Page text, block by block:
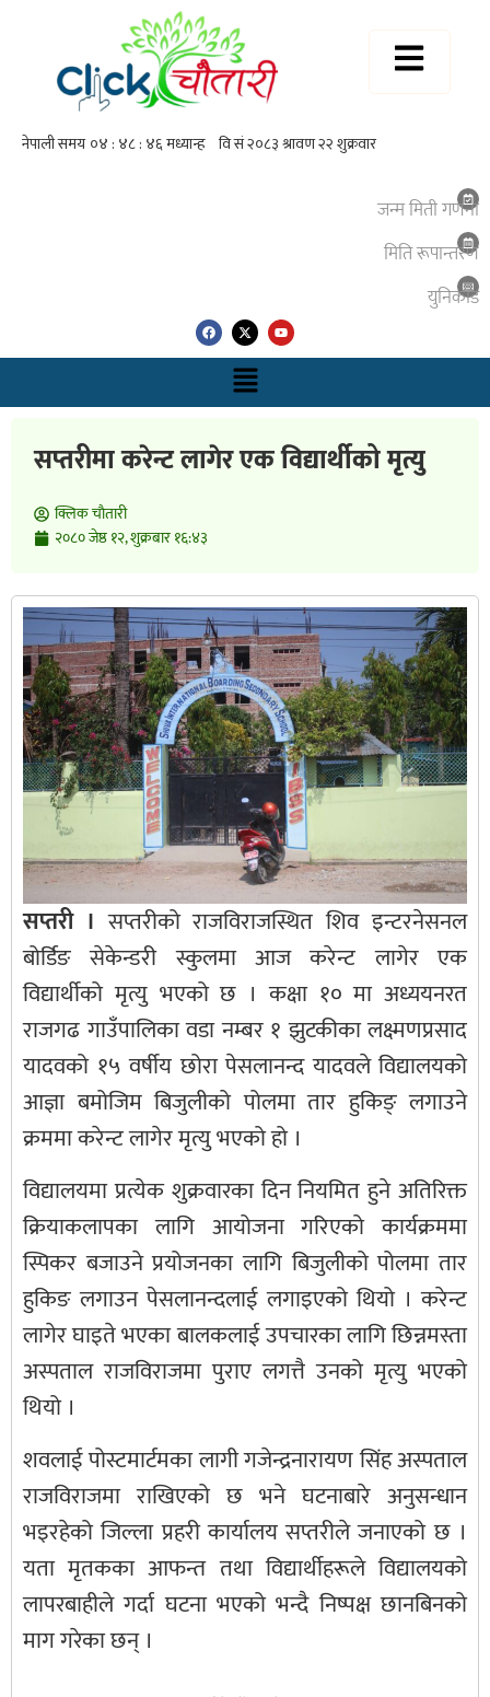
जन्म मिती गणना
मिति रूपान्तरण
युनिकाेड
सप्तरीमा करेन्ट लागेर एक विद्यार्थीको मृत्यु
क्लिक चाैतारी
२०८० जेष्ठ १२, शुक्रबार १६:४३
सप्तरी । सप्तरीको राजविराजस्थित शिव इन्टरनेसनल
बोर्डिङ सेकेन्डरी स्कुलमा आज करेन्ट लागेर एक
विद्यार्थीको मृत्यु भएको छ । कक्षा १० मा अध्ययनरत
राजगढ गाउँपालिका वडा नम्बर १ झुटकीका लक्ष्मणप्रसाद
यादवको १५ वर्षीय छोरा पेसलानन्द यादवले विद्यालयको
आज्ञा बमोजिम बिजुलीको पोलमा तार हुकिङ् लगाउने
क्रममा करेन्ट लागेर मृत्यु भएको हो ।
विद्यालयमा प्रत्येक शुक्रवारका दिन नियमित हुने अतिरिक्त
क्रियाकलापका लागि आयोजना गरिएको कार्यक्रममा
स्पिकर बजाउने प्रयोजनका लागि बिजुलीको पोलमा तार
हुकिङ लगाउन पेसलानन्दलाई लगाइएको थियो । करेन्ट
लागेर घाइते भएका बालकलाई उपचारका लागि छिन्नमस्ता
अस्पताल राजविराजमा पुराए लगत्तै उनको मृत्यु भएको
थियो ।
शवलाई पोस्टमार्टमका लागी गजेन्द्रनारायण सिंह अस्पताल
राजविराजमा राखिएको छ भने घटनाबारे अनुसन्धान
भइरहेको जिल्ला प्रहरी कार्यालय सप्तरीले जनाएको छ ।
यता मृतकका आफन्त तथा विद्यार्थीहरूले विद्यालयको
लापरबाहीले गर्दा घटना भएको भन्दै निष्पक्ष छानबिनको
माग गरेका छन् ।